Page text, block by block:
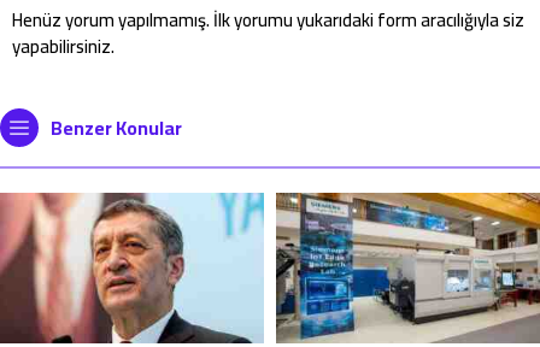
Henüz yorum yapılmamış. İlk yorumu yukarıdaki form aracılığıyla siz
yapabilirsiniz.
Benzer Konular